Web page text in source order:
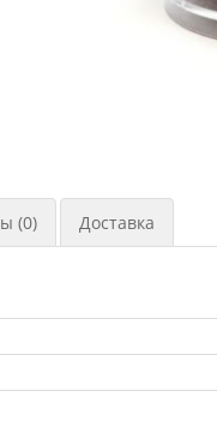
(0) Доставка